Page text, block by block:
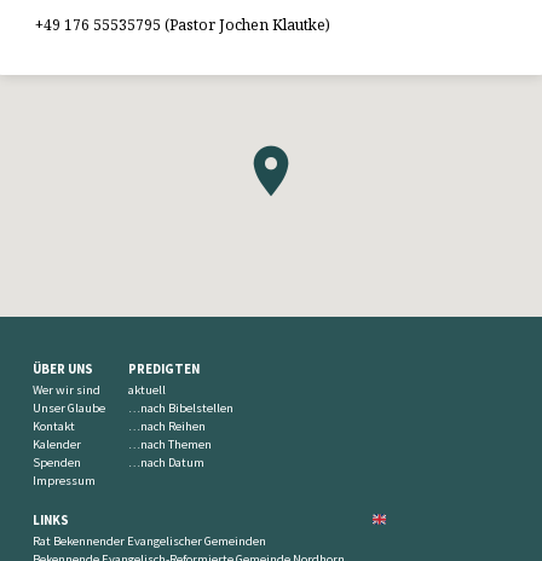
+49 176 55535795 (Pastor Jochen Klautke)
ÜBER UNS
Wer wir sind
Unser Glaube
Kontakt
Kalender
Spenden
Impressum
PREDIGTEN
aktuell
…nach Bibelstellen
…nach Reihen
…nach Themen
…nach Datum
LINKS
Rat Bekennender Evangelischer Gemeinden